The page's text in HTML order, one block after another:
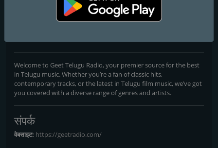
Geet Radio 24/7 Telugu
Welcome to Geet Telugu Radio, your premier source for the best
in Telugu music. Whether you’re a fan of classic hits,
contemporary tracks, or the latest in Telugu film music, we’ve got
you covered with a diverse range of genres and artists.
संपर्क
वेबसाइट: https://geetradio.com/